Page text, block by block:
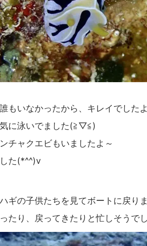
もいなかったから、キレイでした
に泳いでました(≧▽≦)
チャクエビもいましたよ～
た(*^^)v
ギの子供たちを見てボートに戻り
たり、戻ってきたりと忙しそうで